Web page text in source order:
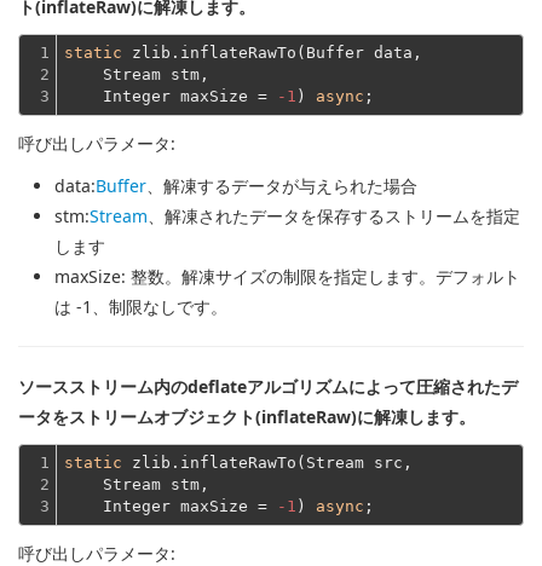
ト(inflateRaw)に解凍します。
1
2
3
static zlib.inflateRawTo(Buffer data,
    Stream stm,
    Integer maxSize =
-1 ) async
呼び出しパラメータ:
data:Buffer、解凍するデータが与えられた場合
stm:Stream、解凍されたデータを保存するストリームを指定
します
maxSize: 整数。解凍サイズの制限を指定します。デフォルト
は -1、制限なしです。
ソースストリーム内のdeflateアルゴリズムによって圧縮されたデ
ータをストリームオブジェクト(inflateRaw)に解凍します。
1
2
3
static zlib.inflateRawTo(Stream src,
    Stream stm,
    Integer maxSize =
-1 ) async
呼び出しパラメータ: